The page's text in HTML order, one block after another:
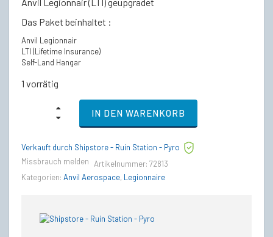
Das Paket beinhaltet :
Anvil Legionnair
LTI (Lifetime Insurance)
Self-Land Hangar
1 vorrätig
Legionnair
Lebenslange
Versicherung
quantity
IN DEN WARENKORB
Verkauft durch Shipstore - Ruin Station - Pyro
Missbrauch melden
Artikelnummer: 72813
Kategorien: Anvil Aerospace, Legionnaire